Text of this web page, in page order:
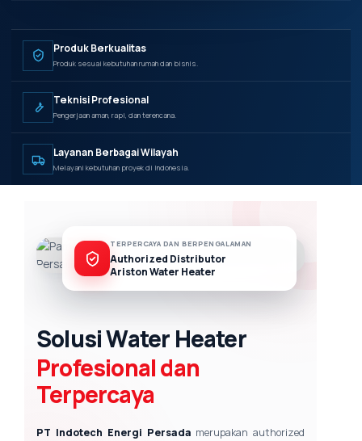
Produk Berkualitas
Produk sesuai kebutuhan rumah dan bisnis.
Teknisi Profesional
Pengerjaan aman, rapi, dan terencana.
Layanan Berbagai Wilayah
Melayani kebutuhan proyek di Indonesia.
TERPERCAYA DAN BERPENGALAMAN
Authorized Distributor
Ariston Water Heater
Solusi Water Heater
Profesional dan
Terpercaya
PT Indotech Energi Persada merupakan authorized